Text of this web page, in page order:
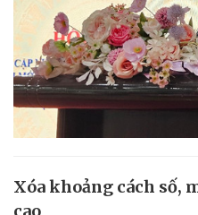
Xóa khoảng cách số,